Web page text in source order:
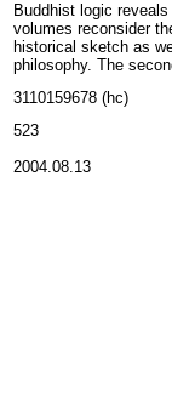
Buddhist logic
volumes reconsider
historical sketch as
philosophy. The
3110159678 (hc)
523
2004.08.13